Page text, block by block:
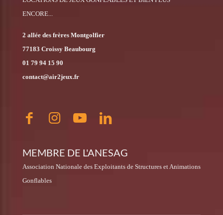
ENCORE...
2 allée des frères Montgolfier
77183 Croissy Beaubourg
01 79 94 15 90
contact@air2jeux.fr
MEMBRE DE L'ANESAG
Association Nationale des Exploitants de Structures et Animations
Gonflables